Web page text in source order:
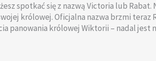
spotkać się z nazwą Victoria lub Rabat.
królowej. Oficjalna nazwa brzmi teraz
panowania królowej Wiktorii – nadal jest